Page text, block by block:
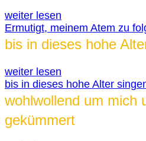
weiter lesen
Ermutigt, meinem Atem zu
bis in dieses hohe
weiter lesen
bis in dieses hohe Alter
wohlwollend um mich
gekümmert